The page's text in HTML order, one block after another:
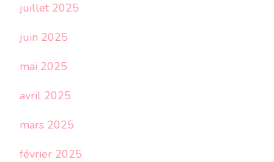
juillet 2025
juin 2025
mai 2025
avril 2025
mars 2025
février 2025